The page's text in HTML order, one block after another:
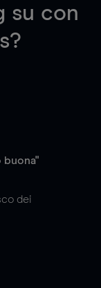
su con
buona"
dei